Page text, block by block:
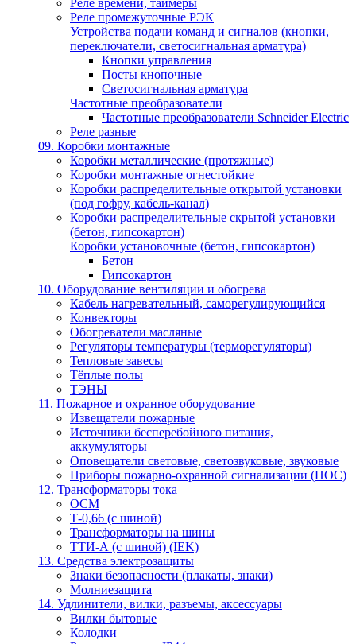
Реле времени, таймеры
Реле промежуточные РЭК
Устройства подачи команд и сигналов (кнопки,
переключатели, светосигнальная арматура)
Кнопки управления
Посты кнопочные
Светосигнальная арматура
Частотные преобразователи
Частотные преобразователи Schneider Electric
Реле разные
09. Коробки монтажные
Коробки металлические (протяжные)
Коробки монтажные огнестойкие
Коробки распределительные открытой установки
(под гофру, кабель-канал)
Коробки распределительные скрытой установки
(бетон, гипсокартон)
Коробки установочные (бетон, гипсокартон)
Бетон
Гипсокартон
10. Оборудование вентиляции и обогрева
Кабель нагревательный, саморегулирующийся
Конвекторы
Обогреватели масляные
Регуляторы температуры (терморегуляторы)
Тепловые завесы
Тёплые полы
ТЭНЫ
11. Пожарное и охранное оборудование
Извещатели пожарные
Источники бесперебойного питания,
аккумуляторы
Оповещатели световые, светозвуковые, звуковые
Приборы пожарно-охранной сигнализации (ПОС)
12. Трансформаторы тока
ОСМ
Т-0,66 (с шиной)
Трансформаторы на шины
ТТИ-А (с шиной) (IEK)
13. Средства электрозащиты
Знаки безопасности (плакаты, знаки)
Молниезащита
14. Удлинители, вилки, разъемы, аксессуары
Вилки бытовые
Колодки